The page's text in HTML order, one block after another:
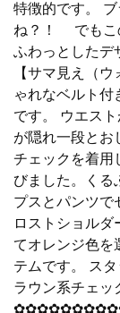
特徴的です。
ね？！ でもこ
ふわっとしたデ
【サマ見え（
ゃれなベルト付
です。 ウエス
が隠れ一段とお
チェックを着用
びました。くる
プスとパンツで
ロストショル
てオレンジ色を
テムです。 ス
ラウン系チェ